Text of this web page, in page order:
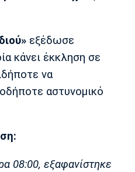
Πανσερραϊκός
εξέδωσε
κάνει έκκληση σε
να
αστυνομικό
08:00, εξαφανίστηκε